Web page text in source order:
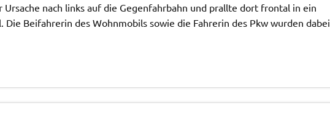
nach links auf die Gegenfahrbahn und prallte dort frontal in ein
Beifahrerin des Wohnmobils sowie die Fahrerin des Pkw wurden dabei